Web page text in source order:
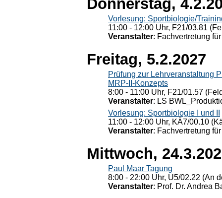
Donnerstag,
Vorlesung: Sportbiologie/
11:00 - 12:00 Uhr, F21/03.81
Veranstalter: Fachvertretung
Freitag, 5.2.2027
Prüfung zur Lehrveranstaltung
MRP-II-Konzepts
8:00 - 11:00 Uhr, F21/01.57
Veranstalter: LS
Vorlesung: Sportbiologie I und II
11:00 - 12:00 Uhr, KÄ7/00.10
Veranstalter: Fachvertretung
Mittwoch,
Paul Maar Tagung
8:00 - 22:00 Uhr, U5/02.22 (An
Veranstalter: Prof. Dr. Andrea